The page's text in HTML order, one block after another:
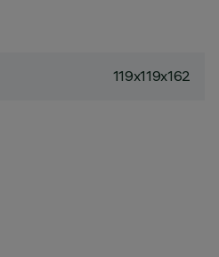
119x119x162